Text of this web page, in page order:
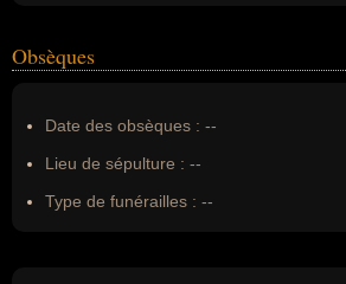
Obsèques
Date des obsèques : --
Lieu de sépulture : --
Type de funérailles : --